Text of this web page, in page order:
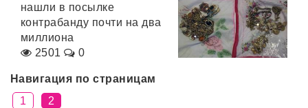
нашли в посылке
контрабанду почти на два
миллиона
2501
0
Навигация по страницам
1
2